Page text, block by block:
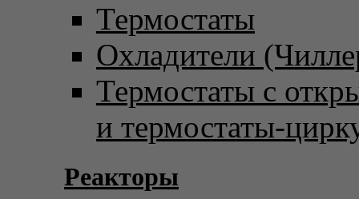
Термостаты
Охладители
Термостаты с
и термостаты-
Реакторы